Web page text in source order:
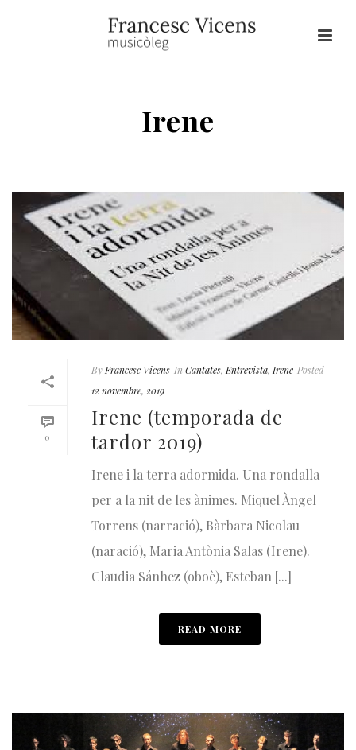
Irene
0
By Francesc Vicens In Cantates, Entrevista, Irene Posted
12 novembre, 2019
Irene (temporada de
tardor 2019)
Irene i la terra adormida. Una rondalla
per a la nit de les ànimes. Miquel Àngel
Torrens (narració), Bàrbara Nicolau
(naració), Maria Antònia Salas (Irene).
Claudia Sánhez (oboè), Esteban [...]
READ MORE